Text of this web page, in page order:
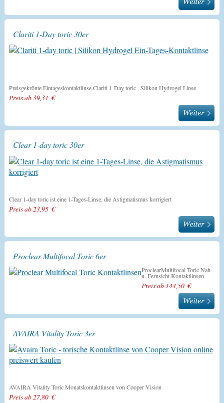
Clariti 1-Day toric 30er
Preisgekrönte Eintageskontaktlinse Clariti 1-Day toric , Silikon Hydrogel Linse
Preis ab 39,31 €
Clear 1-day toric 30er
Clear 1-day toric ist eine 1-Tages-Linse, die Astigmatismus korrigiert
Preis ab 23,95 €
Proclear Multifocal Toric 6er
ProclearMultifocal Toric Nah-
u. Fernsicht Kontaktlinsen
Preis ab 144,50 €
AVAIRA Vitality Toric 3er
AVAIRA Vitality Toric Monatskontaktlinsen von Cooper Vision
Preis ab 27,80 €